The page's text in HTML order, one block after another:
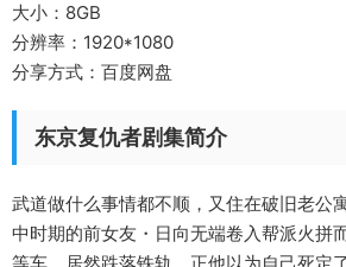
大小：8GB
分辨率：1920*1080
分享方式：百度网盘
东京复仇者剧集简介
武道做什么事情都不顺，又住在破旧老公
中时期的前女友・日向无端卷入帮派火拼